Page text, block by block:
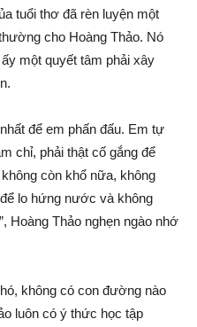
tuổi thơ đã rèn luyện một
cho Hoàng Thảo. Nó
một quyết tâm phải xây
để em phấn đấu. Em tự
chỉ, phải thật cố gắng để
còn khổ nữa, không
lo hứng nước và không
Hoàng Thảo nghẹn ngào nhớ
không có con đường nào
luôn có ý thức học tập